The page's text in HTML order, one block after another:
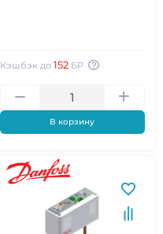
Кэшбэк до 152 БР
В корзину